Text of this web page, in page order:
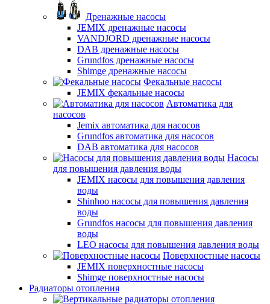
Дренажные насосы
JEMIX дренажные насосы
VANDJORD дренажные насосы
DAB дренажные насосы
Grundfos дренажные насосы
Shimge дренажные насосы
Фекальные насосы
JEMIX фекальные насосы
Автоматика для
насосов
Jemix автоматика для насосов
Grundfos автоматика для насосов
DAB автоматика для насосов
Насосы
для повышения давления воды
JEMIX насосы для повышения давления
воды
Shinhoo насосы для повышения давления
воды
Grundfos насосы для повышения давления
воды
LEO насосы для повышения давления воды
Поверхностные насосы
JEMIX поверхностные насосы
Shimge поверхностные насосы
Радиаторы отопления